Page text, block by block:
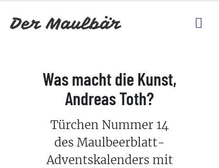
Was macht die Kunst,
Andreas Toth?
Türchen Nummer 14
des Maulbeerblatt-
Adventskalenders mit